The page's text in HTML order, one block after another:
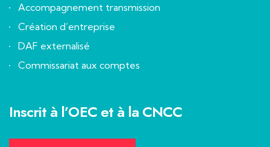
Accompagnement transmission
Création d’entreprise
DAF externalisé
Commissariat aux comptes
Inscrit à l’OEC et à la CNCC